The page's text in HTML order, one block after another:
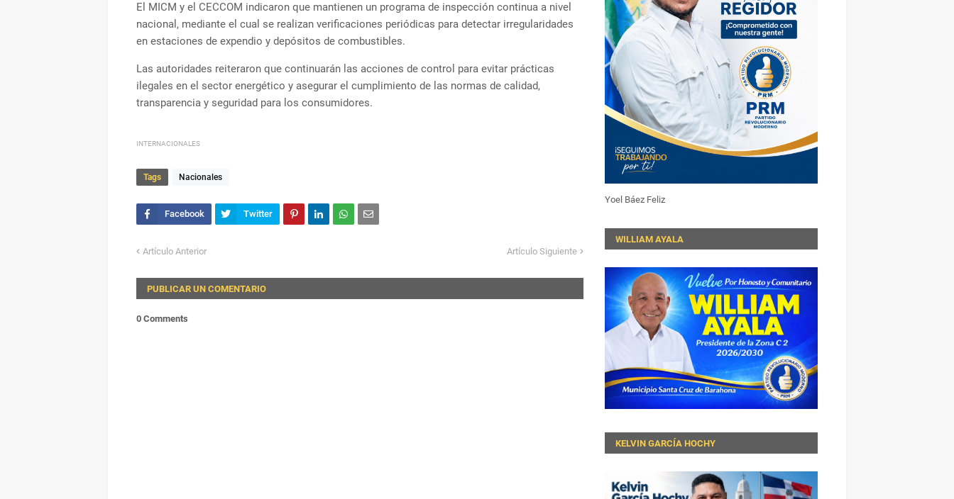
El MICM y el CECCOM indicaron que mantienen un programa de inspección continua a nivel
nacional, mediante el cual se realizan verificaciones periódicas para detectar irregularidades
en estaciones de expendio y depósitos de combustibles.
Las autoridades reiteraron que continuarán las acciones de control para evitar prácticas
ilegales en el sector energético y asegurar el cumplimiento de las normas de calidad,
transparencia y seguridad para los consumidores.
INTERNACIONALES
Tags Nacionales
Artículo Anterior Artículo Siguiente
PUBLICAR UN COMENTARIO
0 Comments
Yoel Báez Feliz
WILLIAM AYALA
KELVIN GARCÍA HOCHY